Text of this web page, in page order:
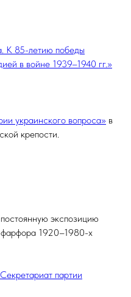
К 85-летию победы
в войне 1939–1940 гг.»
украинского вопроса» в
крепости.
экспозицию
фарфора 1920–1980-х
партии